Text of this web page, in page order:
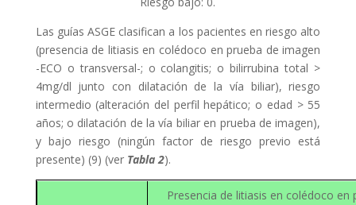
Las guías ASGE clasifican a los pacientes en riesgo alto
(presencia de litiasis en colédoco en prueba de imagen
-ECO o transversal-; o colangitis; o bilirrubina total >
4mg/dl junto con dilatación de la vía biliar), riesgo
intermedio (alteración del perfil hepático; o edad > 55
años; o dilatación de la vía biliar en prueba de imagen),
y bajo riesgo (ningún factor de riesgo previo está
presente) (9) (ver Tabla 2).
Presencia de litiasis en colédoco en